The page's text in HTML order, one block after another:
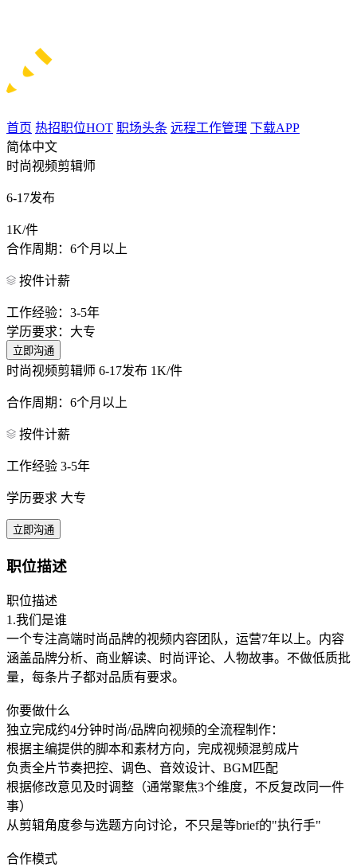
首页 热招职位HOT 职场头条 远程工作管理 下载APP
简体中文
时尚视频剪辑师
6-17发布
1K/件
合作周期：6个月以上
按件计薪
工作经验：3-5年
学历要求：大专
立即沟通
时尚视频剪辑师 6-17发布 1K/件
合作周期：6个月以上
按件计薪
工作经验 3-5年
学历要求 大专
立即沟通
职位描述
职位描述
1.我们是谁
一个专注高端时尚品牌的视频内容团队，运营7年以上。内容
涵盖品牌分析、商业解读、时尚评论、人物故事。不做低质批
量，每条片子都对品质有要求。
你要做什么
独立完成约4分钟时尚/品牌向视频的全流程制作：
根据主编提供的脚本和素材方向，完成视频混剪成片
负责全片节奏把控、调色、音效设计、BGM匹配
根据修改意见及时调整（通常聚焦3个维度，不反复改同一件
事）
从剪辑角度参与选题方向讨论，不只是等brief的"执行手"
合作模式